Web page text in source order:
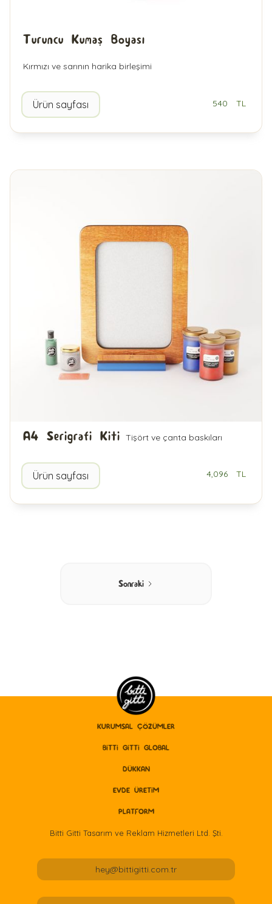
Turuncu Kumaş Boyası
Kırmızı ve sarının harika birleşimi
Ürün sayfası 540 TL
A4 Serigrafi Kiti Tişört ve çanta baskıları
Ürün sayfası 4,096 TL
Sonraki
KURUMSAL ÇÖZÜMLER
BITTI GITTI GLOBAL
DÜKKAN
EVDE ÜRETİM
PLATFORM
Bitti Gitti Tasarım ve Reklam Hizmetleri Ltd. Şti.
hey@bittigitti.com.tr